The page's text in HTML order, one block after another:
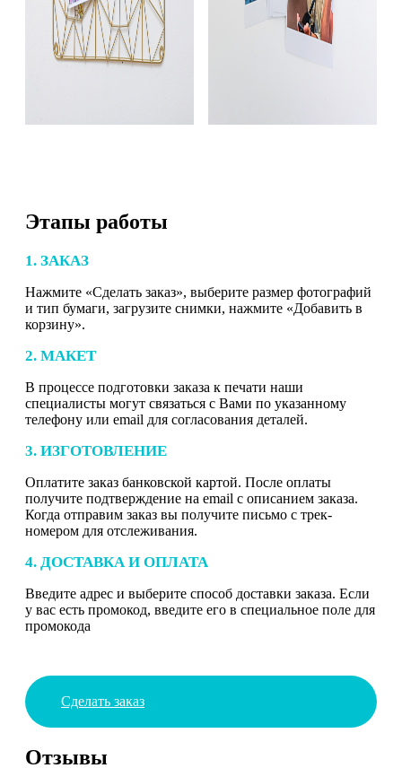
Этапы работы
1. ЗАКАЗ
Нажмите «Сделать заказ», выберите размер фотографий
и тип бумаги, загрузите снимки, нажмите «Добавить в
корзину».
2. МАКЕТ
В процессе подготовки заказа к печати наши
специалисты могут связаться с Вами по указанному
телефону или email для согласования деталей.
3. ИЗГОТОВЛЕНИЕ
Оплатите заказ банковской картой. После оплаты
получите подтверждение на email с описанием заказа.
Когда отправим заказ вы получите письмо с трек-
номером для отслеживания.
4. ДОСТАВКА И ОПЛАТА
Введите адрес и выберите способ доставки заказа. Если
у вас есть промокод, введите его в специальное поле для
промокода
Сделать заказ
Отзывы